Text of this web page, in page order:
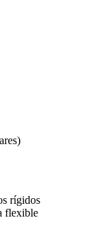
rígidos
flexible